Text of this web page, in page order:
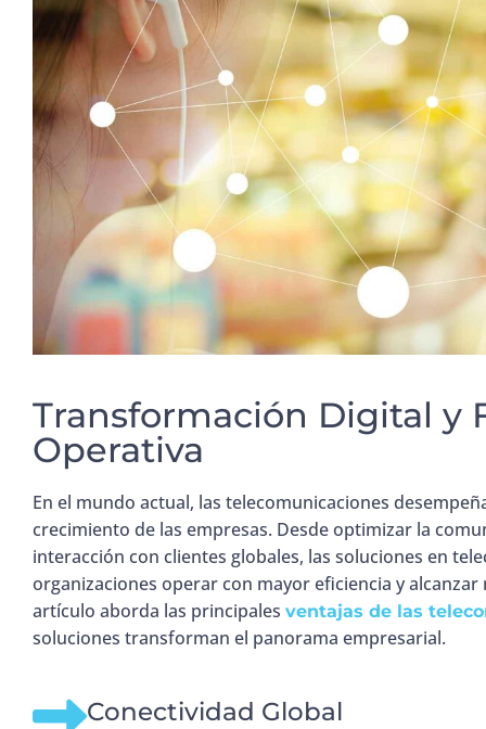
Transformación Digital y
Operativa
En el mundo actual, las telecomunicaciones
crecimiento de las empresas. Desde optimizar la
interacción con clientes globales, las soluciones en
organizaciones operar con mayor eficiencia y
artículo aborda las principales ventajas de las
soluciones transforman el panorama empresarial.
Conectividad Global